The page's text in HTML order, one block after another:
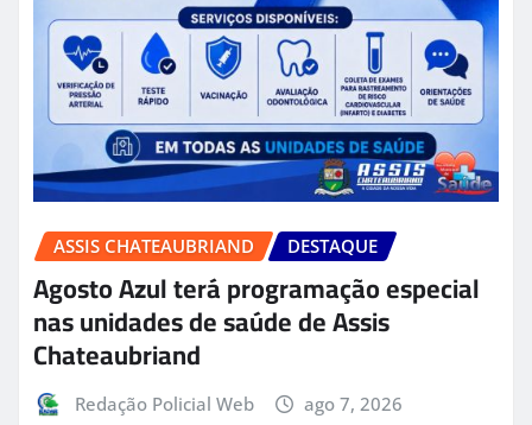
ASSIS CHATEAUBRIAND DESTAQUE
Agosto Azul terá programação especial
nas unidades de saúde de Assis
Chateaubriand
Redação Policial Web ago 7, 2026